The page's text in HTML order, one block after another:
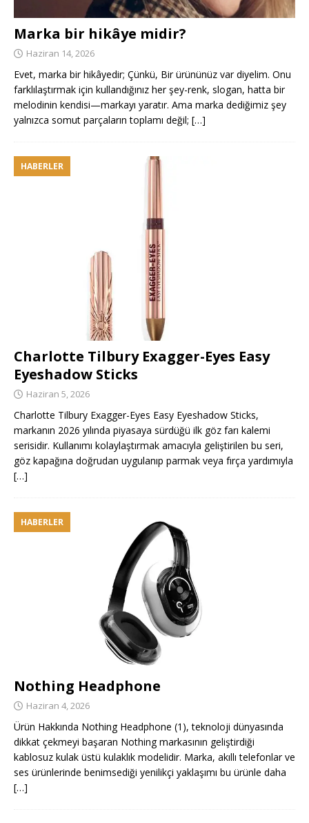
Marka bir hikâye midir?
Haziran 14, 2026
Evet, marka bir hikâyedir; Çünkü, Bir ürününüz var diyelim. Onu
farklılaştırmak için kullandığınız her şey-renk, slogan, hatta bir
melodinin kendisi—markayı yaratır. Ama marka dediğimiz şey
yalnızca somut parçaların toplamı değil; […]
HABERLER
Charlotte Tilbury Exagger-Eyes Easy
Eyeshadow Sticks
Haziran 5, 2026
Charlotte Tilbury Exagger-Eyes Easy Eyeshadow Sticks,
markanın 2026 yılında piyasaya sürdüğü ilk göz farı kalemi
serisidir. Kullanımı kolaylaştırmak amacıyla geliştirilen bu seri,
göz kapağına doğrudan uygulanıp parmak veya fırça yardımıyla
[…]
HABERLER
Nothing Headphone
Haziran 4, 2026
Ürün Hakkında Nothing Headphone (1), teknoloji dünyasında
dikkat çekmeyi başaran Nothing markasının geliştirdiği
kablosuz kulak üstü kulaklık modelidir. Marka, akıllı telefonlar ve
ses ürünlerinde benimsediği yenilikçi yaklaşımı bu ürünle daha
[…]